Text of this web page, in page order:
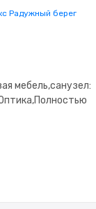
Радужный берег
мебель,санузел:
Рядом